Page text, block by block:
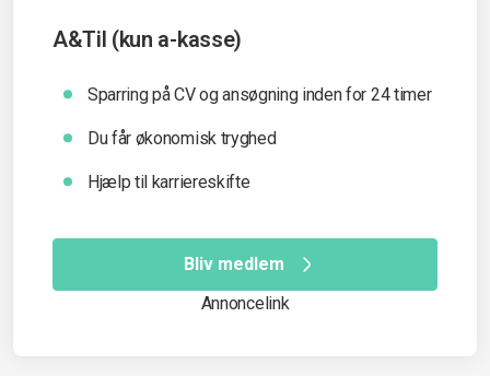
A&Til (kun a-kasse)
Sparring på CV og ansøgning inden for 24 timer
Du får økonomisk tryghed
Hjælp til karriereskifte
Bliv medlem
Annoncelink